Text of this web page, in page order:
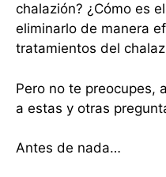
chalazión? ¿Cómo es
eliminarlo de manera
tratamientos del
Pero no te preocupes,
a estas y otras
Antes de nada…